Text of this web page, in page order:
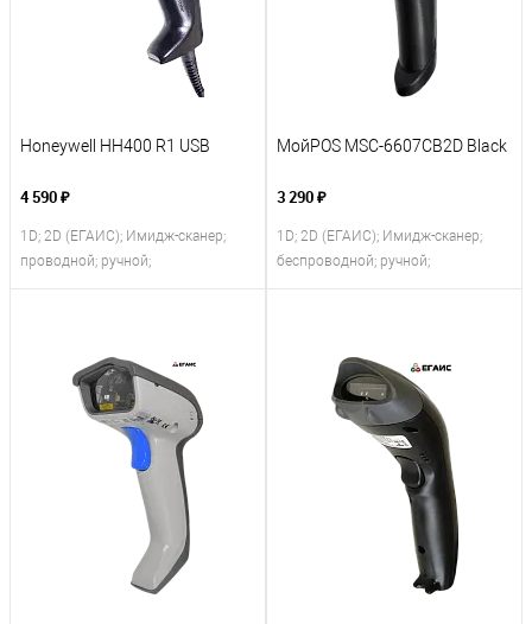
Honeywell HH400 R1 USB
4 590 ₽
1D; 2D (ЕГАИС); Имидж-сканер;
проводной; ручной;
МойPOS MSC-6607CB2D Black
3 290 ₽
1D; 2D (ЕГАИС); Имидж-сканер;
беспроводной; ручной;